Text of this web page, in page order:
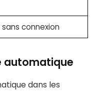
connexion
automatique
dans les